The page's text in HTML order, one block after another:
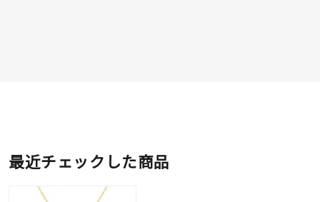
最近チェックした商品